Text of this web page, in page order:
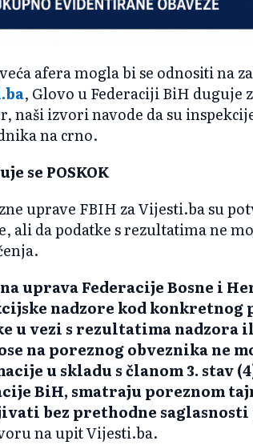
afera mogla bi se odnositi na
, Glovo u Federaciji BiH duguje
naši izvori navode da su
na crno.
se POSKOK
uprave FBIH za Vijesti.ba su
ali da podatke s rezultatima ne
uprava Federacije Bosne i
nadzore kod konkretnog
u vezi s rezultatima nadzora
na poreznog obveznika ne
u skladu s članom 3. stav
BiH, smatraju poreznom
bez prethodne
na upit Vijesti.ba.